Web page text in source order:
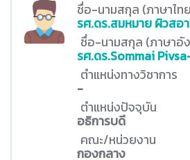
ชื่อ-นามสกุล (ภาษาไท
รศ.ดร.สมหมาย ผิวสอ
ชื่อ-นามสกุล (ภาษาอั
รศ.ดร.Sommai
ตำแหน่งทางวิชาการ
-
ตำแหน่งปัจจุบัน
อธิการบดี
คณะ/หน่วยงาน
กองกลาง